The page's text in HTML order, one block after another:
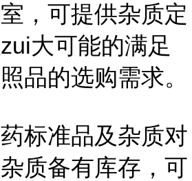
，可提供杂质定
大可能的满足
品的选购需求。
标准品及杂质对
质备有库存，可